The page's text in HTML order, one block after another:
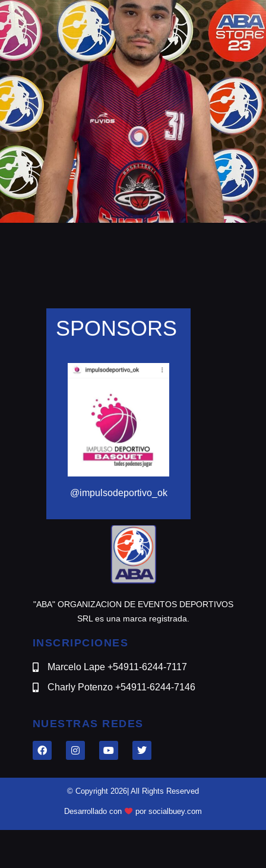
SPONSORS
@impulsodeportivo_ok
"ABA" ORGANIZACION DE EVENTOS DEPORTIVOS
SRL es una marca registrada.
INSCRIPCIONES
Marcelo Lape +54911-6244-7117
Charly Potenzo +54911-6244-7146
NUESTRAS REDES
© Copyright 2026| All Rights Reserved
Desarrollado con por socialbuey.com